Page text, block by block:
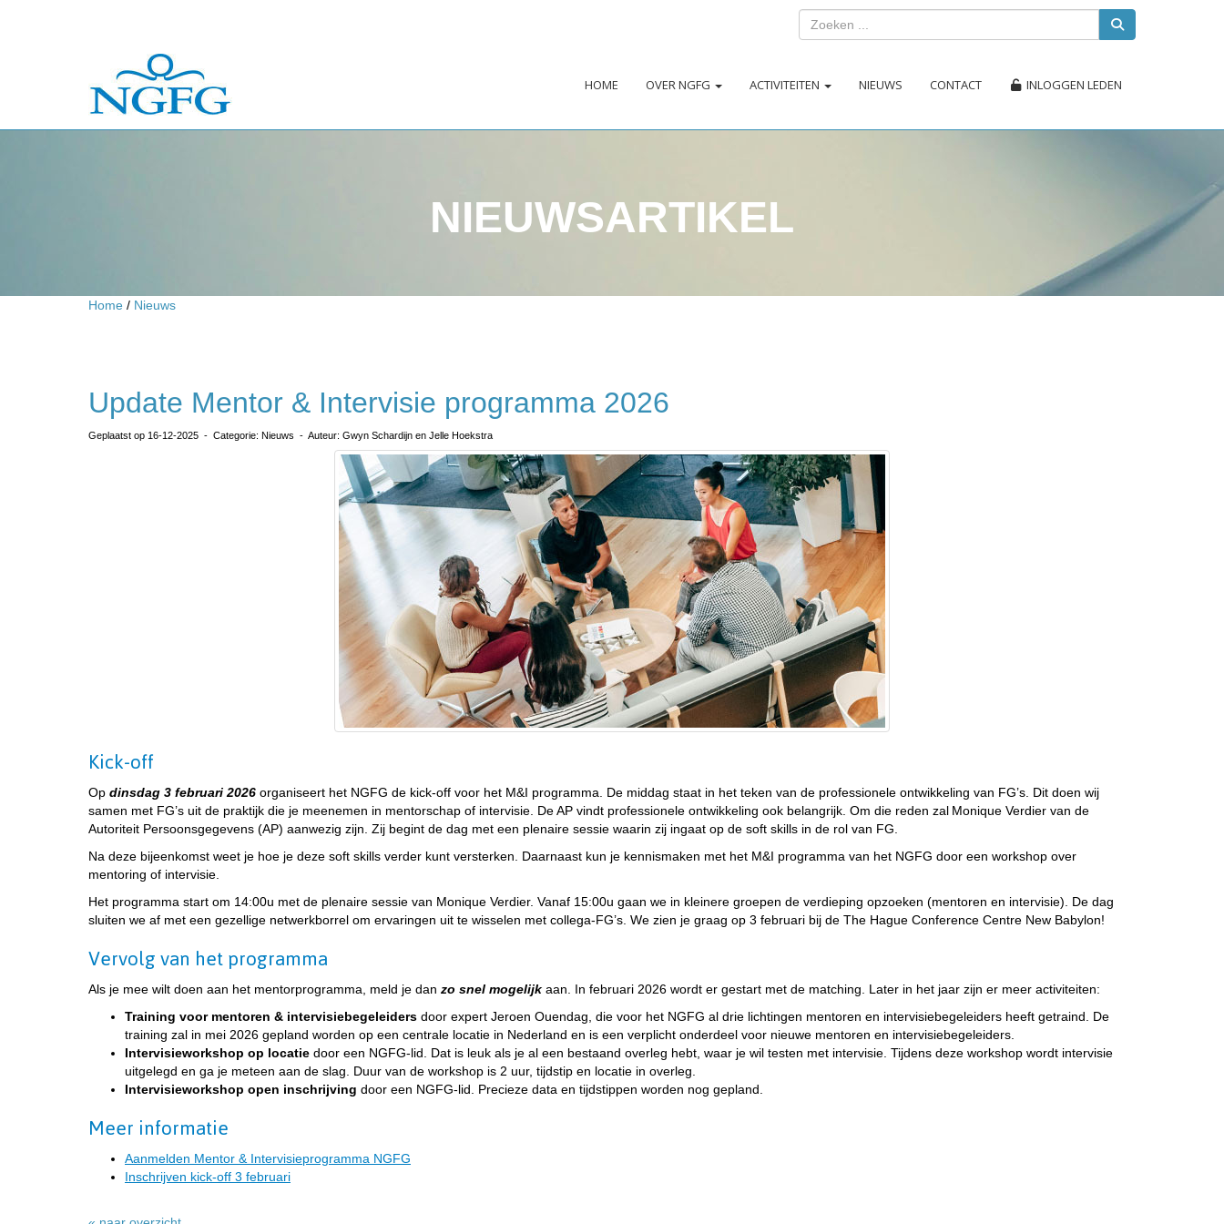
HOME OVER NGFG ACTIVITEITEN NIEUWS CONTACT INLOGGEN LEDEN
NIEUWSARTIKEL
Home / Nieuws
Update Mentor & Intervisie programma 2026
Geplaatst op 16-12-2025 - Categorie: Nieuws - Auteur: Gwyn Schardijn en Jelle Hoekstra
Kick-off
Op dinsdag 3 februari 2026 organiseert het NGFG de kick-off voor het M&I programma. De middag staat in het teken van de professionele ontwikkeling van FG’s. Dit doen wij
samen met FG’s uit de praktijk die je meenemen in mentorschap of intervisie. De AP vindt professionele ontwikkeling ook belangrijk. Om die reden zal Monique Verdier van de
Autoriteit Persoonsgegevens (AP) aanwezig zijn. Zij begint de dag met een plenaire sessie waarin zij ingaat op de soft skills in de rol van FG.
Na deze bijeenkomst weet je hoe je deze soft skills verder kunt versterken. Daarnaast kun je kennismaken met het M&I programma van het NGFG door een workshop over
mentoring of intervisie.
Het programma start om 14:00u met de plenaire sessie van Monique Verdier. Vanaf 15:00u gaan we in kleinere groepen de verdieping opzoeken (mentoren en intervisie). De dag
sluiten we af met een gezellige netwerkborrel om ervaringen uit te wisselen met collega-FG’s. We zien je graag op 3 februari bij de The Hague Conference Centre New Babylon!
Vervolg van het programma
Als je mee wilt doen aan het mentorprogramma, meld je dan zo snel mogelijk aan. In februari 2026 wordt er gestart met de matching. Later in het jaar zijn er meer activiteiten:
Training voor mentoren & intervisiebegeleiders door expert Jeroen Ouendag, die voor het NGFG al drie lichtingen mentoren en intervisiebegeleiders heeft getraind. De
training zal in mei 2026 gepland worden op een centrale locatie in Nederland en is een verplicht onderdeel voor nieuwe mentoren en intervisiebegeleiders.
Intervisieworkshop op locatie door een NGFG-lid. Dat is leuk als je al een bestaand overleg hebt, waar je wil testen met intervisie. Tijdens deze workshop wordt intervisie
uitgelegd en ga je meteen aan de slag. Duur van de workshop is 2 uur, tijdstip en locatie in overleg.
Intervisieworkshop open inschrijving door een NGFG-lid. Precieze data en tijdstippen worden nog gepland.
Meer informatie
Aanmelden Mentor & Intervisieprogramma NGFG
Inschrijven kick-off 3 februari